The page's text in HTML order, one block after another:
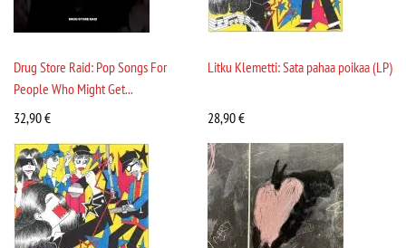
Drug Store Raid: Pop Songs For
People Who Might Get...
32,90€
Litku Klemetti: Sata pahaa poikaa (LP)
28,90€